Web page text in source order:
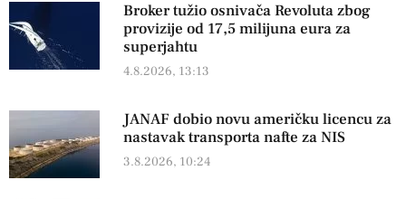
Broker tužio osnivača Revoluta zbog
provizije od 17,5 milijuna eura za
superjahtu
4.8.2026, 13:13
JANAF dobio novu američku licencu za
nastavak transporta nafte za NIS
3.8.2026, 10:24